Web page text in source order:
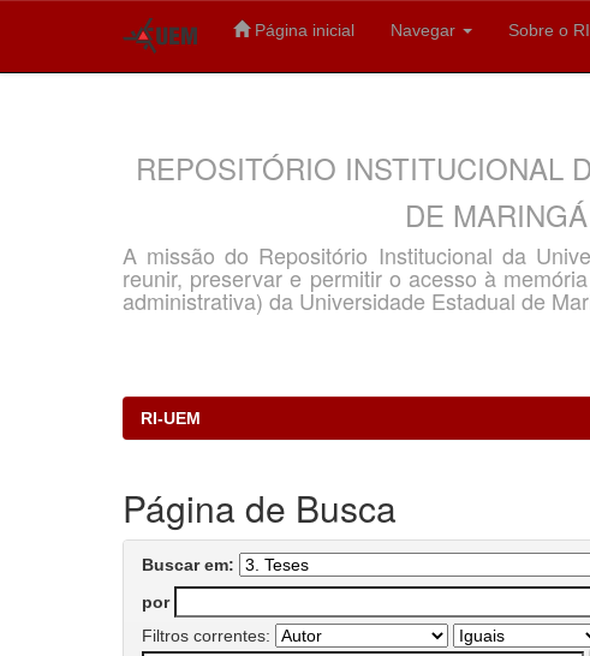
Página inicial Navegar Sobre o
REPOSITÓRIO INSTITUCIONAL
DE
A missão do Repositório Institucional da
reunir, preservar e permitir o acesso à
administrativa) da Universidade Estadual de
RI-UEM
Página de Busca
Buscar em:
por
Filtros correntes: